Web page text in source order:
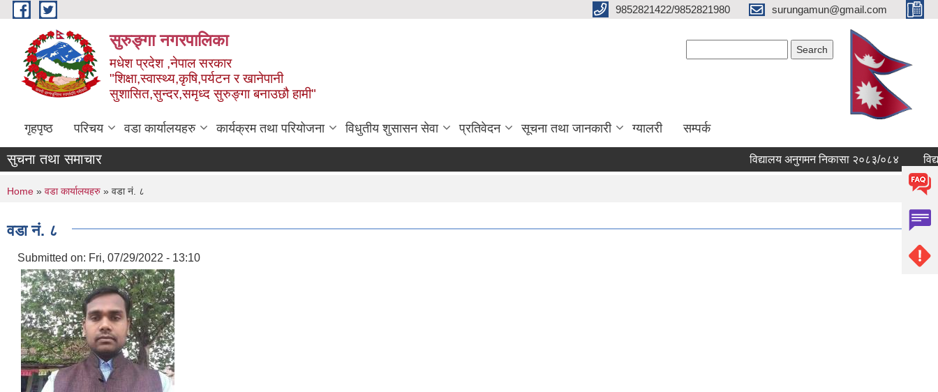
Skip to main content 9852821422/9852821980 surungamun@gmail.com
सुरुङ्‍गा नगरपालिका
मधेश प्रदेश ,नेपाल सरकार
"शिक्षा,स्वास्थ्य,कृषि,पर्यटन र खानेपानी
सुशासित,सुन्दर,समृध्द सुरुङ्गा बनाउछौ हामी"
गृहपृष्ठ परिचय वडा कार्यालयहरु कार्यक्रम तथा परियोजना विधुतीय शुसासन सेवा प्रतिवेदन सूचना तथा जानकारी ग्यालरी सम्पर्क
सुचना तथा समाचार विद्यालय अनुगमन निकासा २०८३/०८४
You are here
Home » वडा कार्यालयहरु » वडा नं. ८
वडा नं. ८
Submitted on: Fri, 07/29/2022 - 13:10